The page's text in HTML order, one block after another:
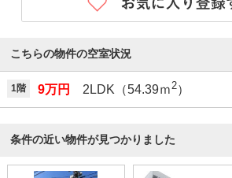
こちらの物件の空室状況
1階 9万円 2LDK（54.39ｍ2）
条件の近い物件が見つかりました